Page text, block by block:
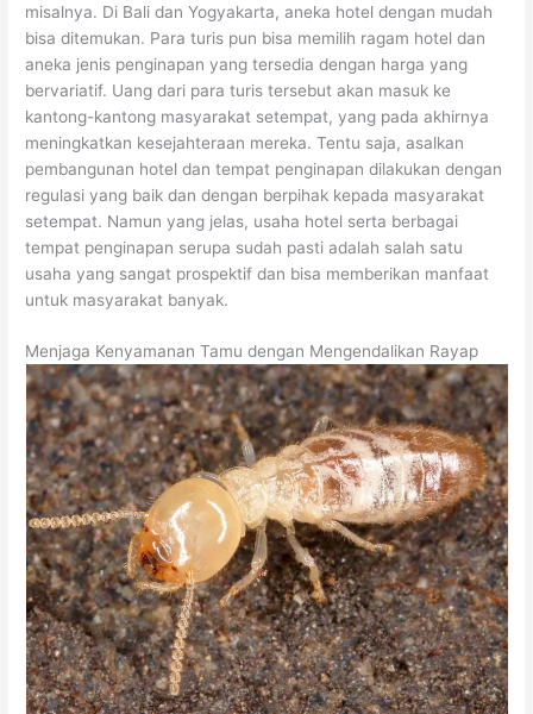
misalnya. Di Bali dan Yogyakarta, aneka hotel dengan mudah
bisa ditemukan. Para turis pun bisa memilih ragam hotel dan
aneka jenis penginapan yang tersedia dengan harga yang
bervariatif. Uang dari para turis tersebut akan masuk ke
kantong-kantong masyarakat setempat, yang pada akhirnya
meningkatkan kesejahteraan mereka. Tentu saja, asalkan
pembangunan hotel dan tempat penginapan dilakukan dengan
regulasi yang baik dan dengan berpihak kepada masyarakat
setempat. Namun yang jelas, usaha hotel serta berbagai
tempat penginapan serupa sudah pasti adalah salah satu
usaha yang sangat prospektif dan bisa memberikan manfaat
untuk masyarakat banyak.
Menjaga Kenyamanan Tamu dengan Mengendalikan Rayap